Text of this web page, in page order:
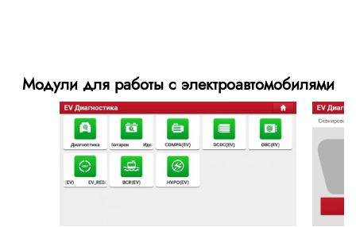
Модули для работы с электроавтомобилями